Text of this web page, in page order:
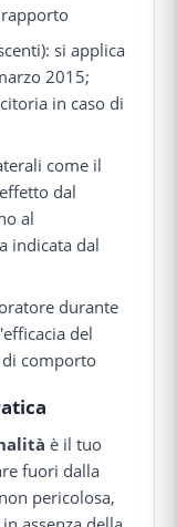
si applica
2015;
in caso di
come il
dal
al
indicata dal
durante
del
comporto
è il tuo
fuori dalla
pericolosa,